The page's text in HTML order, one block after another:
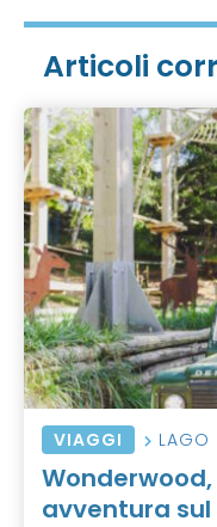
Articoli
VIAGGI LAGO
avventura sul